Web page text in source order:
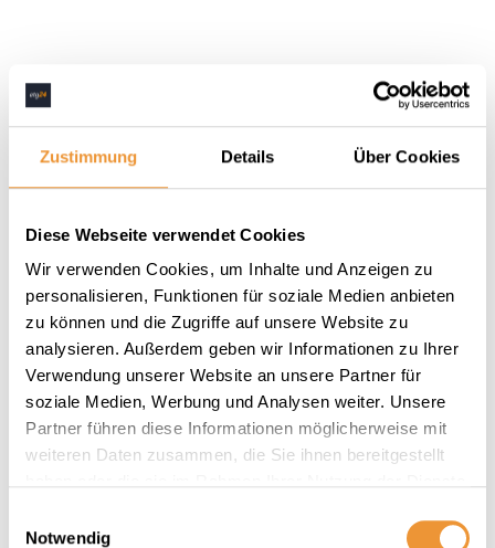
Zustimmung Details Über Cookies
Diese Webseite verwendet Cookies
Wir verwenden Cookies, um Inhalte und Anzeigen zu
personalisieren, Funktionen für soziale Medien anbieten
zu können und die Zugriffe auf unsere Website zu
analysieren. Außerdem geben wir Informationen zu Ihrer
Verwendung unserer Website an unsere Partner für
soziale Medien, Werbung und Analysen weiter. Unsere
Partner führen diese Informationen möglicherweise mit
weiteren Daten zusammen, die Sie ihnen bereitgestellt
Notwendig